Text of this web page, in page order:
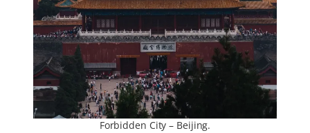
Forbidden City – Beijing.